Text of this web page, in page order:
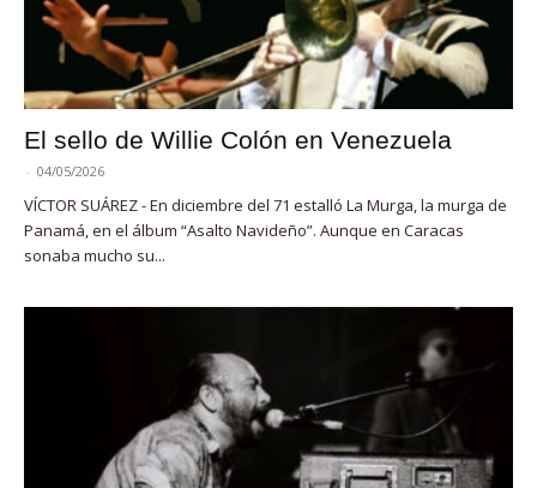
El sello de Willie Colón en Venezuela
- 04/05/2026
VÍCTOR SUÁREZ - En diciembre del 71 estalló La Murga, la murga de
Panamá, en el álbum “Asalto Navideño”. Aunque en Caracas
sonaba mucho su...